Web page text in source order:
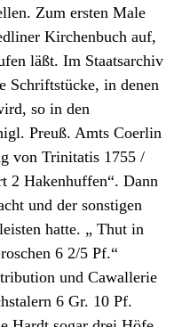
Zum ersten Male
Kirchenbuch auf,
läßt. Im Staatsarchiv
Schriftstücke, in denen
so in den
Preuß. Amts Coerlin
von Trinitatis 1755 /
2 Hakenhuffen“. Dann
und der sonstigen
hatte. „ Thut in
6 2/5 Pf.“
und Cawallerie
6 Gr. 10 Pf.